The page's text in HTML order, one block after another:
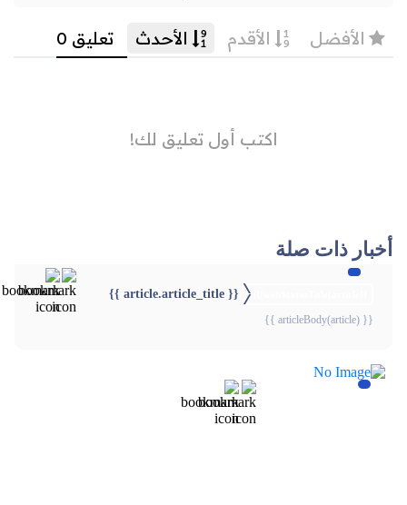
أخبار ذات صلة
{{ article.article_title }}
{{ articleBody(article) }}